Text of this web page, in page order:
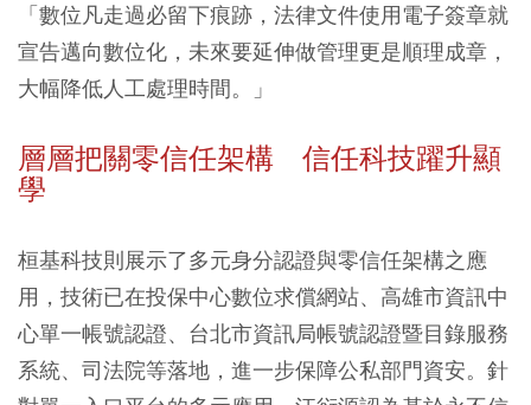
「數位凡走過必留下痕跡，法律文件使用電子簽章就
宣告邁向數位化，未來要延伸做管理更是順理成章，
大幅降低人工處理時間。」
層層把關零信任架構 信任科技躍升顯
學
桓基科技則展示了多元身分認證與零信任架構之應
用，技術已在投保中心數位求償網站、高雄市資訊中
心單一帳號認證、台北市資訊局帳號認證暨目錄服務
系統、司法院等落地，進一步保障公私部門資安。針